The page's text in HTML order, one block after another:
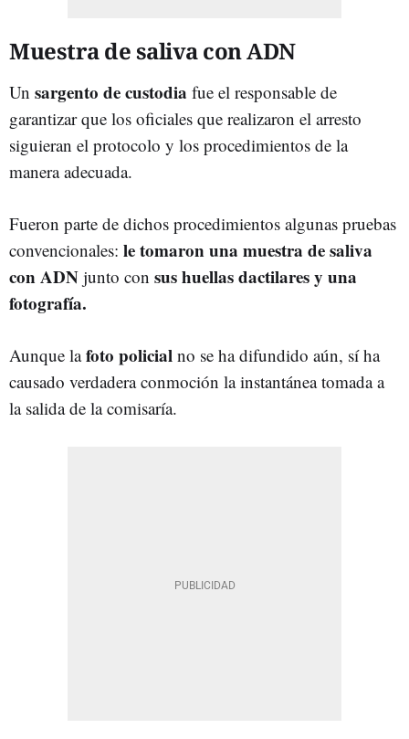
Muestra de saliva con ADN
Un sargento de custodia fue el responsable de
garantizar que los oficiales que realizaron el arresto
siguieran el protocolo y los procedimientos de la
manera adecuada.
Fueron parte de dichos procedimientos algunas pruebas
convencionales: le tomaron una muestra de saliva
con ADN junto con sus huellas dactilares y una
fotografía.
Aunque lafoto policial no se ha difundido aún, sí ha
causado verdadera conmoción la instantánea tomada a
la salida de la comisaría.